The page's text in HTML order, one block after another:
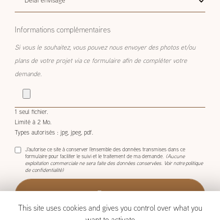
envisagé
Informations complémentaires
Si vous le souhaitez, vous pouvez nous envoyer des photos et/ou
plans de votre projet via ce formulaire afin de compléter votre
demande.
1 seul fichier.
Limité à 2 Mo.
Types autorisés : jpg, jpeg, pdf.
J'autorise ce site à conserver l'ensemble des données transmises dans ce
formulaire pour faciliter le suivi et le traitement de ma demande. (Aucune
exploitation commerciale ne sera faite des données conservées. Voir notrepolitique
de confidentialité)
This site uses cookies and gives you control over what you